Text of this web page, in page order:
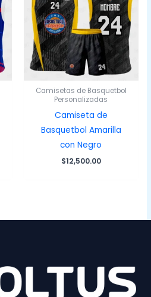
Camisetas de Basquetbol
Personalizadas
Camiseta de
Basquetbol Amarilla
con Negro
$12,500.00